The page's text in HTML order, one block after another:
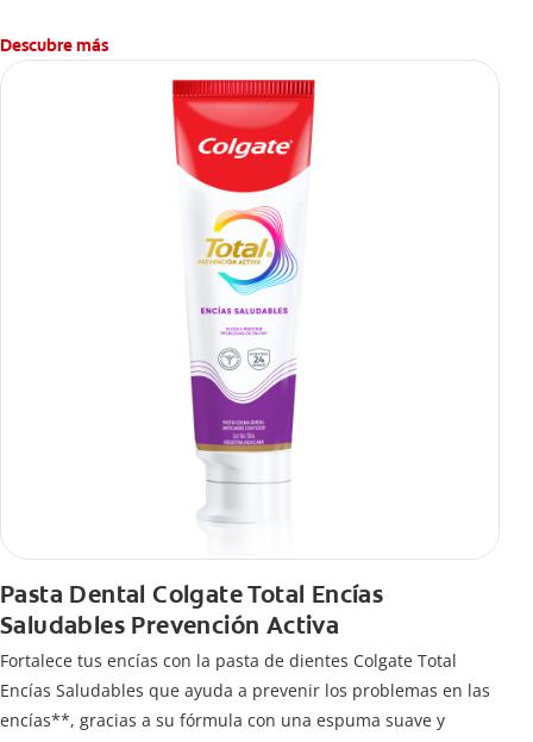
¿Qué hace el carbón activado en una pasta dental y por qué
se usa para ayudar a remover manchas superficiales?
También encontrarás cómo incluirla en tu rutina, en casa o de
viaje, con tips de cepillado para una sonrisa sana.
Descubre más
Pasta Dental Colgate Total Encías
Saludables Prevención Activa
Fortalece tus encías con la pasta de dientes Colgate Total
Encías Saludables que ayuda a prevenir los problemas en las
encías**, gracias a su fórmula con una espuma suave y